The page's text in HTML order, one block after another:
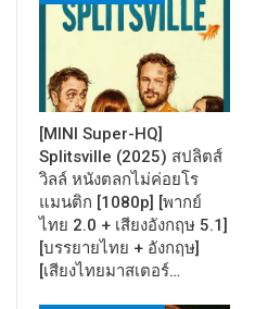
[MINI Super-HQ]
Splitsville (2025) สปลิตส์
วิลล์ หนังตลกไม่ค่อยโร
แมนติก [1080p] [พากย์
ไทย 2.0 + เสียงอังกฤษ 5.1]
[บรรยายไทย + อังกฤษ]
[เสียงไทยมาสเตอร์…